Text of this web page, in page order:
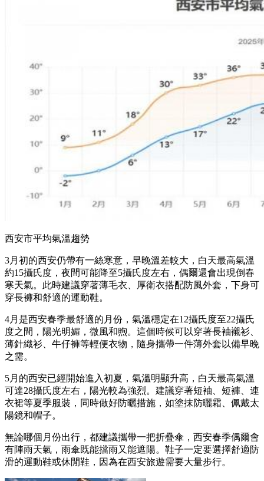
西安市平均氣溫趨勢
3月初的西安仍帶有一絲寒意，早晚溫差較大，白天最高氣溫
約15攝氏度，夜間可能降至5攝氏度左右，偶爾還會出現倒春
寒天氣。此時建議穿著薄毛衣、厚衛衣搭配防風外套，下身可
穿長褲和舒適的運動鞋。
4月是西安春季最舒適的月份，氣溫穩定在12攝氏度至22攝氏
度之間，陽光明媚，微風和煦。這個時候可以穿著長袖襯衫、
薄針織衫、牛仔褲等輕便衣物，隨身攜帶一件薄外套以備早晚
之需。
5月的西安已經開始進入初夏，氣溫明顯升高，白天最高氣溫
可達28攝氏度左右，陽光較為強烈。建議穿著短袖、短褲、連
衣裙等夏季服裝，同時做好防曬措施，如塗抹防曬霜、佩戴太
陽鏡和帽子。
無論哪個月份出行，都建議攜帶一把折疊傘，西安春季偶爾會
有陣雨天氣，雨傘既能擋雨又能遮陽。鞋子一定要選擇舒適防
滑的運動鞋或休閒鞋，因為在西安旅遊需要大量步行。